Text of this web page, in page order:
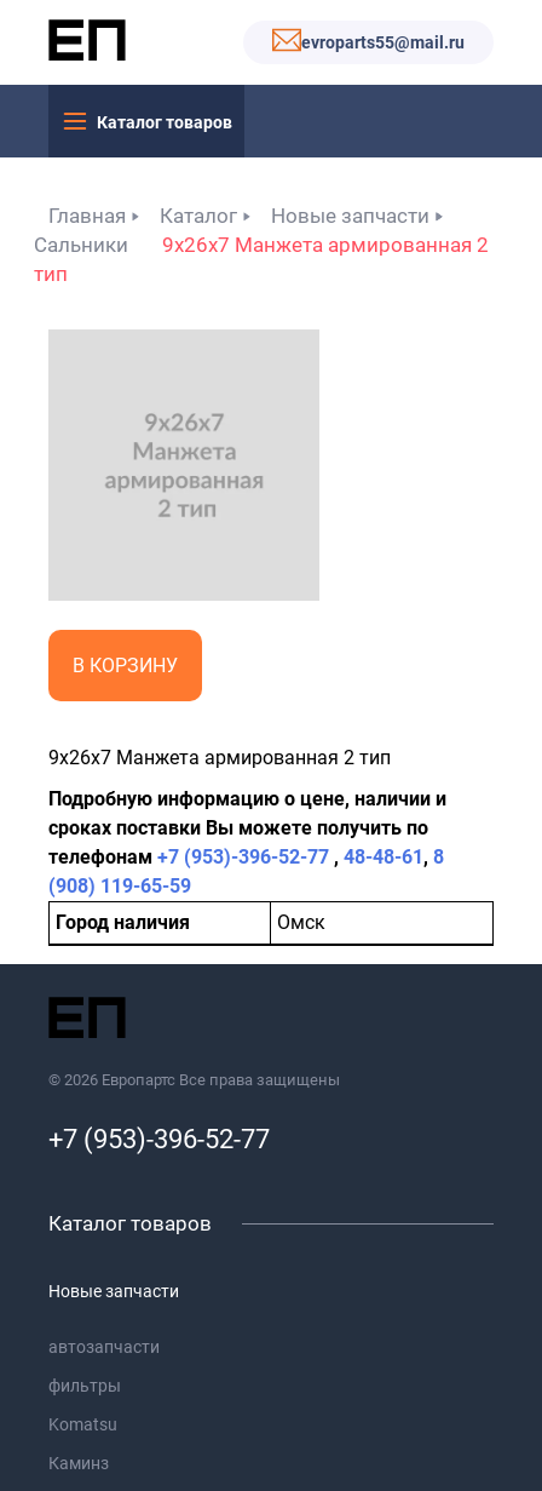
evroparts55@mail.ru
Каталог товаров
Главная Каталог
Новые запчасти
Сальники
9x26x7 Манжета армированная 2
тип
В КОРЗИНУ
9x26x7 Манжета армированная 2 тип
Подробную информацию о цене, наличии и
сроках поставки Вы можете получить по
телефонам +7 (953)-396-52-77 , 48-48-61, 8
(908) 119-65-59
Город наличия
Омск
© 2026 Европартс Все права защищены
+7 (953)-396-52-77
Каталог товаров
Новые запчасти
автозапчасти
фильтры
Komatsu
Каминз